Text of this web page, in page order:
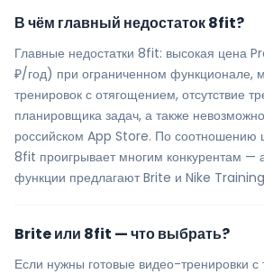
В чём главный недостаток 8fit?
Главные недостатки 8fit: высокая цена
₽/год) при ограниченном функционале,
тренировок с отягощением, отсутствие
планировщика задач, а также
российском App Store. По соотношению
8fit проигрывает многим конкурентам —
функции предлагают Brite и Nike
Brite или 8fit — что выбрать?
Если нужны готовые видео-тренировки